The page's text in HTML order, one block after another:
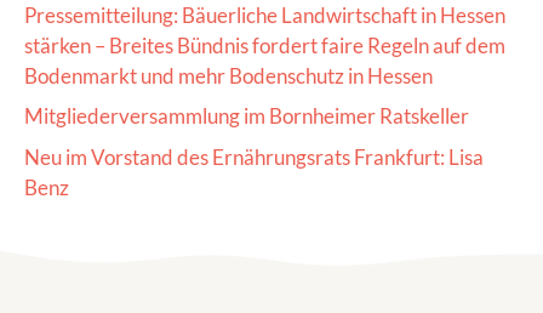
Pressemitteilung: Bäuerliche Landwirtschaft in Hessen
stärken – Breites Bündnis fordert faire Regeln auf dem
Bodenmarkt und mehr Bodenschutz in Hessen
Mitgliederversammlung im Bornheimer Ratskeller
Neu im Vorstand des Ernährungsrats Frankfurt: Lisa
Benz